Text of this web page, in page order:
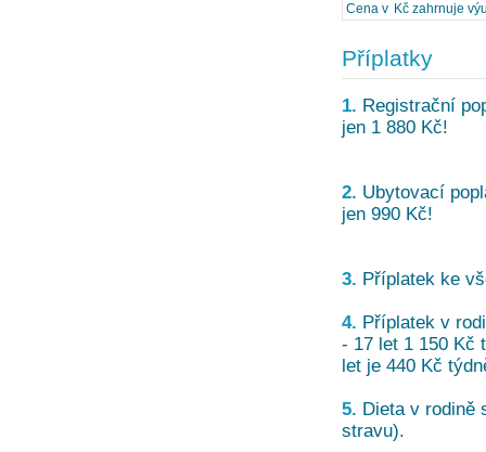
Cena v Kč zahrnuje
Příplatky
1. Registrační
jen 1 880 Kč!
2. Ubytovací
jen 990 Kč!
3. Příplatek ke
4. Příplatek v
- 17 let 1 150 Kč
let je 440 Kč
5. Dieta v rodině
stravu).